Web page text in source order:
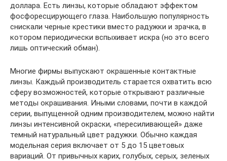
доллара. Есть линзы, которые обладают эффектом
фосфоресцирующего глаза. Наибольшую популярность
снискали черные крестики вместо радужки и зрачка, в
котором периодически вспыхивает искра (но это всего
лишь оптический обман).
Многие фирмы выпускают окрашенные контактные
линзы. Каждый производитель старается охватить всю
сферу возможностей, которые открывают различные
методы окрашивания. Иными словами, почти в каждой
серии, выпущенной одним производителем, можно найти
линзы интенсивной окраски, «пересиливающей» даже
темный натуральный цвет радужки. Обычно каждая
модельная серия включает от 5 до 15 цветовых
вариаций. От привычных карих, голубых, серых, зеленых